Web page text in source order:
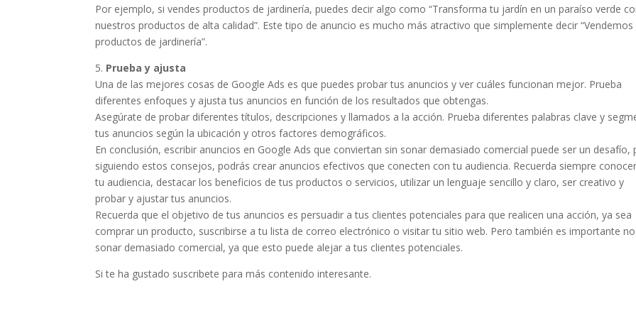
Por ejemplo, si vendes productos de jardinería, puedes decir algo como “Transforma tu jardín en un paraíso verde
nuestros productos de alta calidad”. Este tipo de anuncio es mucho más atractivo que simplemente decir “Vendemos
productos de jardinería”.
5. Prueba y ajusta
Una de las mejores cosas de Google Ads es que puedes probar tus anuncios y ver cuáles funcionan mejor. Prueba
diferentes enfoques y ajusta tus anuncios en función de los resultados que obtengas.
Asegúrate de probar diferentes títulos, descripciones y llamados a la acción. Prueba diferentes palabras clave y
tus anuncios según la ubicación y otros factores demográficos.
En conclusión, escribir anuncios en Google Ads que conviertan sin sonar demasiado comercial puede ser un desafío,
siguiendo estos consejos, podrás crear anuncios efectivos que conecten con tu audiencia. Recuerda siempre
tu audiencia, destacar los beneficios de tus productos o servicios, utilizar un lenguaje sencillo y claro, ser creativo y
probar y ajustar tus anuncios.
Recuerda que el objetivo de tus anuncios es persuadir a tus clientes potenciales para que realicen una acción, ya sea
comprar un producto, suscribirse a tu lista de correo electrónico o visitar tu sitio web. Pero también es importante no
sonar demasiado comercial, ya que esto puede alejar a tus clientes potenciales.
Si te ha gustado suscribete para más contenido interesante.